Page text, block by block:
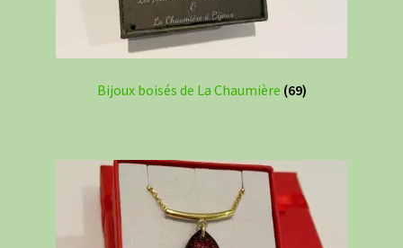
Bijoux boisés de La Chaumière (69)